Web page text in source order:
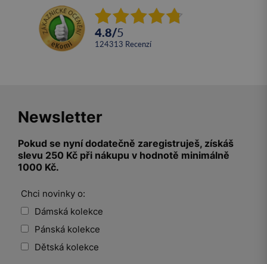
4.8/5
124313 recenzí
Newsletter
Pokud se nyní dodatečně zaregistruješ, získáš
slevu 250 Kč při nákupu v hodnotě minimálně
1000 Kč.
Chci novinky o:
Dámská kolekce
Pánská kolekce
Dětská kolekce